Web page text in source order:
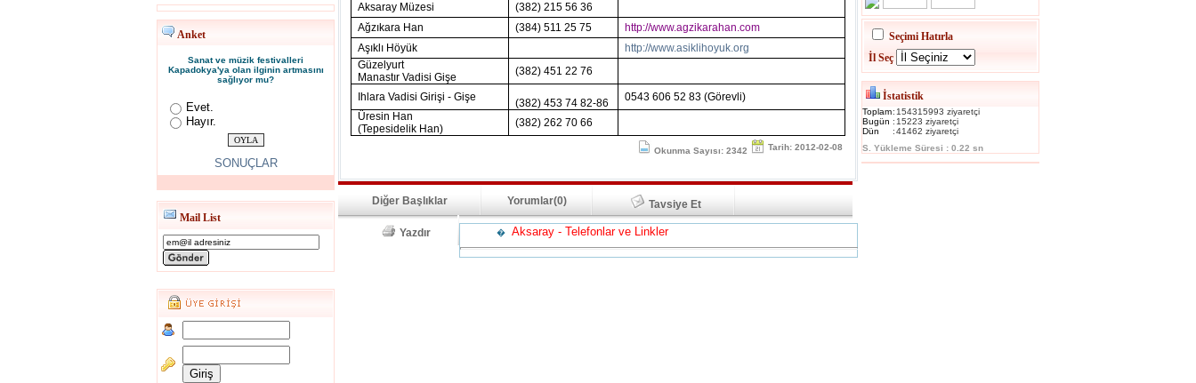
Anket
Sanat ve müzik festivalleri
Kapadokya'ya olan ilginin artmasını
sağlıyor mu?
Evet.
Hayır.
SONUÇLAR
Mail List
Aksaray Müzesi
(382) 215 56 36
Ağzıkara Han
(384) 511 25 75
http://www.agzikarahan.com
Aşıklı Höyük
http://www.asiklihoyuk.org
Güzelyurt
Manastır Vadisi Gişe
(382) 451 22 76
Ihlara Vadisi Girişi - Gişe (382) 453 74 82-86
0543 606 52 83 (Görevli)
Üresin Han
(Tepesidelik Han)
(382) 262 70 66
Okunma Sayısı: 2342 Tarih: 2012-02-08
Diğer Başlıklar Yorumlar(0) Tavsiye Et
Yazdır � Aksaray - Telefonlar ve Linkler
Seçimi Hatırla
İl Seç
İstatistik
Toplam: 154315993 ziyaretçi
Bugün : 15223 ziyaretçi
Dün
:41462 ziyaretçi
S. Yükleme Süresi : 0.22 sn